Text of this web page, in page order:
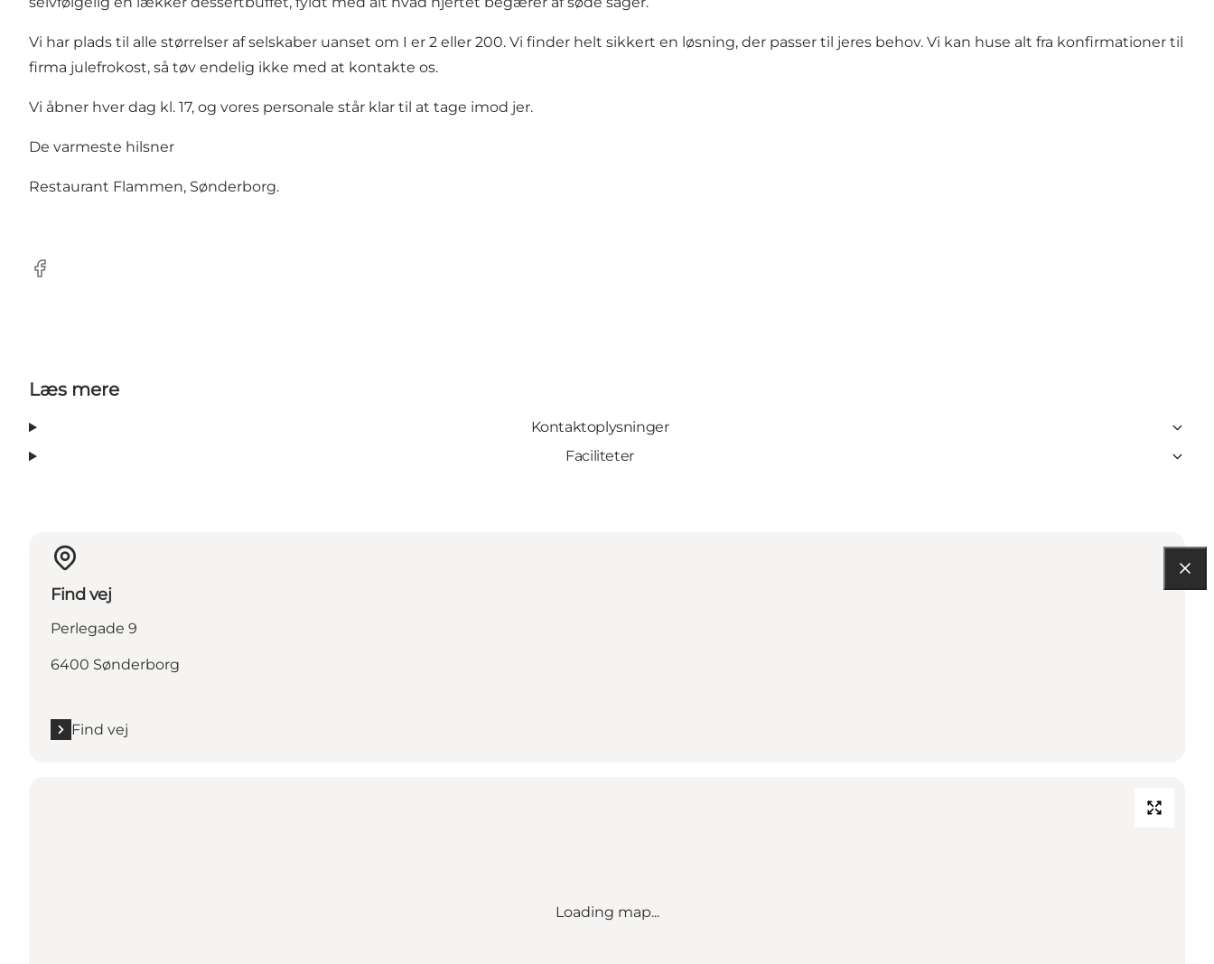
Vi har plads til alle størrelser af selskaber uanset om I er 2 eller 200. Vi finder helt sikkert en løsning, der passer til jeres behov. Vi kan huse alt fra konfirmationer til
firma julefrokost, så tøv endelig ikke med at kontakte os.
Vi åbner hver dag kl. 17, og vores personale står klar til at tage imod jer.
De varmeste hilsner
Restaurant Flammen, Sønderborg.
Facebook
Læs mere
Kontaktoplysninger
Faciliteter
Find vej
Perlegade 9
6400 Sønderborg
Find vej
Loading map...